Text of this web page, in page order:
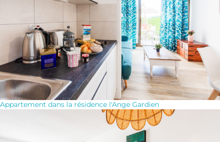
Appartement dans la résidence l'Ange Gardien